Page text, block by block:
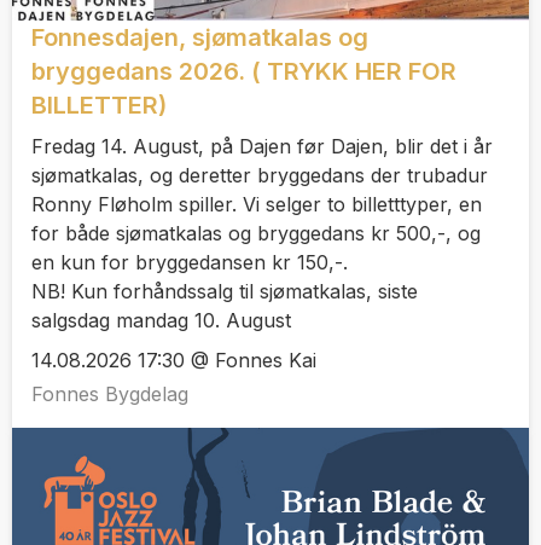
Fonnesdajen, sjømatkalas og
bryggedans 2026. ( TRYKK HER FOR
BILLETTER)
Fredag 14. August, på Dajen før Dajen, blir det i år
sjømatkalas, og deretter bryggedans der trubadur
Ronny Fløholm spiller. Vi selger to billetttyper, en
for både sjømatkalas og bryggedans kr 500,-, og
en kun for bryggedansen kr 150,-.
NB! Kun forhåndssalg til sjømatkalas, siste
salgsdag mandag 10. August
14.08.2026 17:30 @ Fonnes Kai
Fonnes Bygdelag